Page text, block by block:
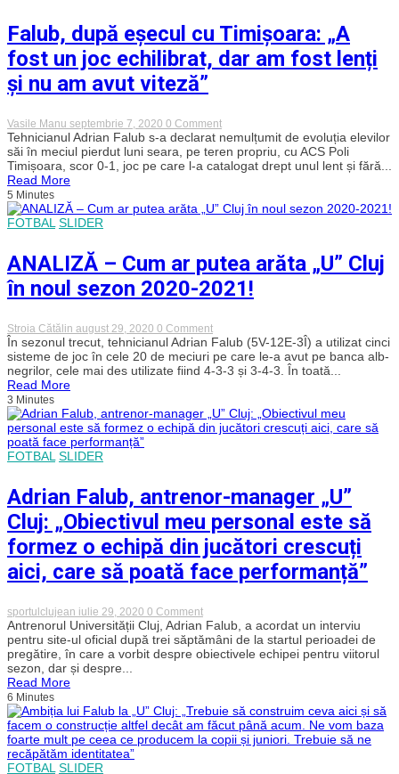
este
teamă
că
voi
Falub, după eșecul cu Timișoara: „A
fost un joc echilibrat, dar am fost lenți
și nu am avut viteză”
Vasile Manu septembrie 7, 2020 0 Commenton
Falub,
după
eșecul
cu
fost
dar
am
fost
lenți
avut
viteză”
Tehnicianul Adrian Falub s-a declarat nemulțumit de evoluția elevilor
săi în meciul pierdut luni seara, pe teren propriu, cu ACS Poli
Timișoara, scor 0-1, joc pe care l-a catalogat drept unul lent și fără...
Read More
5 Minutes
FOTBAL SLIDER
ANALIZĂ – Cum ar putea arăta „U” Cluj
în noul sezon 2020-2021!
Stroia Cătălin august 29, 2020 0 Commenton
ANALIZĂ
–
Cum
ar
„U”
Cluj
În sezonul trecut, tehnicianul Adrian Falub (5V-12E-3Î) a utilizat cinci
sisteme de joc în cele 20 de meciuri pe care le-a avut pe banca alb-
negrilor, cele mai des utilizate fiind 4-3-3 și 3-4-3. În toată...
Read More
3 Minutes
FOTBAL SLIDER
Adrian Falub, antrenor-manager „U”
Cluj: „Obiectivul meu personal este să
formez o echipă din jucători crescuți
aici, care să poată face performanță”
sportulclujean iulie 29, 2020 0 Commenton
Adrian
Falub,
antrenor-
manager
meu
personal
este
să
Antrenorul Universității Cluj, Adrian Falub, a acordat un interviu
pentru site-ul oficial după trei săptămâni de la startul perioadei de
pregătire, în care a vorbit despre obiectivele echipei pentru viitorul
sezon, dar și despre...
Read More
6 Minutes
FOTBAL SLIDER